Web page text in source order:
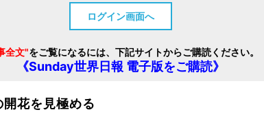
ログイン画面へ
全文"をご覧になるには、下記サイトからご購読ください。
《Sunday世界日報 電子版をご購読》
開花を見極める